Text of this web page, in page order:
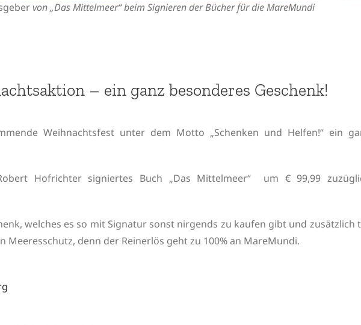
von „Das Mittelmeer“ beim Signieren der Bücher für die MareMundi
– ein ganz besonderes Geschenk!
Weihnachtsfest unter dem Motto „Schenken und Helfen!“ ein
Hofrichter signiertes Buch „Das Mittelmeer“ um € 99,99
welches es so mit Signatur sonst nirgends zu kaufen gibt und zusätzlich
Meeresschutz, denn der Reinerlös geht zu 100% an MareMundi.